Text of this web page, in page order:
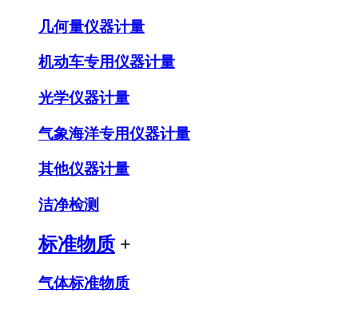
几何量仪器计量
机动车专用仪器计量
光学仪器计量
气象海洋专用仪器计量
其他仪器计量
洁净检测
标准物质 +
气体标准物质